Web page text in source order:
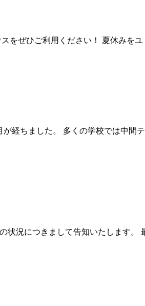
ぜひご利用ください！ 夏休みをユ
経ちました。 多くの学校では中間
況につきまして告知いたします